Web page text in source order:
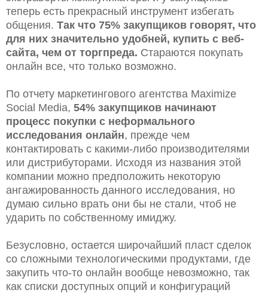
теперь есть прекрасный инструмент избегать
общения. Так что 75% закупщиков говорят, что
для них значительно удобней, купить с веб-
сайта, чем от торгпреда. Стараются покупать
онлайн все, что только возможно.
По отчету маркетингового агентства Maximize
Social Media, 54% закупщиков начинают
процесс покупки с неформального
исследования онлайн, прежде чем
контактировать с какими-либо производителями
или дистрибуторами. Исходя из названия этой
компании можно предположить некоторую
ангажированность данного исследования, но
думаю сильно врать они бы не стали, чтоб не
ударить по собственному имиджу.
Безусловно, остается широчайший пласт сделок
со сложными технологическими продуктами, где
закупить что-то онлайн вообще невозможно, так
как списки доступных опций и конфигураций